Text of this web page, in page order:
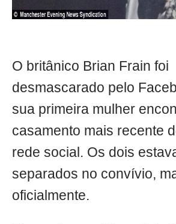
O britânico Brian Frain foi
desmascarado pelo
sua primeira mulher
casamento mais recente
rede social. Os dois
separados no convívio,
oficialmente.